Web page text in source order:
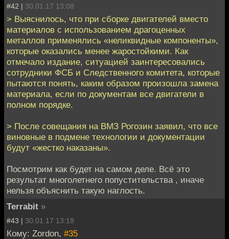
#42 | 30.01.17 13:08
> Выяснилось, что при сборке двигателей вместо
материалов с использованием драгоценных
металлов применялись «неликвидные компоненты»,
которые оказались менее жаростойкими. Как
отмечало издание, ситуацией заинтересовались
сотрудники ФСБ и Следственного комитета, которые
пытаются понять, каким образом произошла замена
материала, если по документам все двигатели в
полном порядке.
> После совещания на ВМЗ Рогозин заявил, что все
виновные в подмене технологии и документации
будут «жестко наказаны».
Посмотрим как будет на самом деле. Всё это
результат многолетнего попустительства , иначе
нельзя объяснить такую наглость.
Terrabit »
#43 | 30.01.17 13:18
Кому: Zordon, #35